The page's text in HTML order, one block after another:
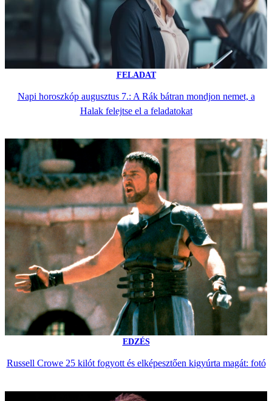
FELADAT
Napi horoszkóp augusztus 7.: A Rák bátran mondjon nemet, a
Halak felejtse el a feladatokat
EDZÉS
Russell Crowe 25 kilót fogyott és elképesztően kigyúrta magát: fotó